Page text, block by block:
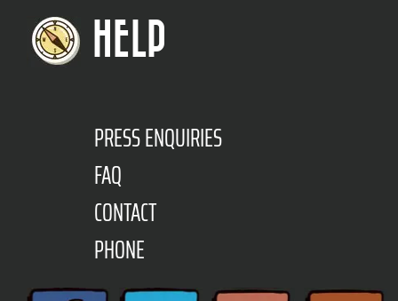
HELP
PRESS ENQUIRIES
FAQ
CONTACT
PHONE